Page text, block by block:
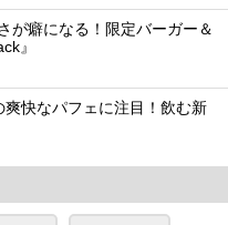
が癖になる！限定バーガー＆
』
快なパフェに注目！飲む新